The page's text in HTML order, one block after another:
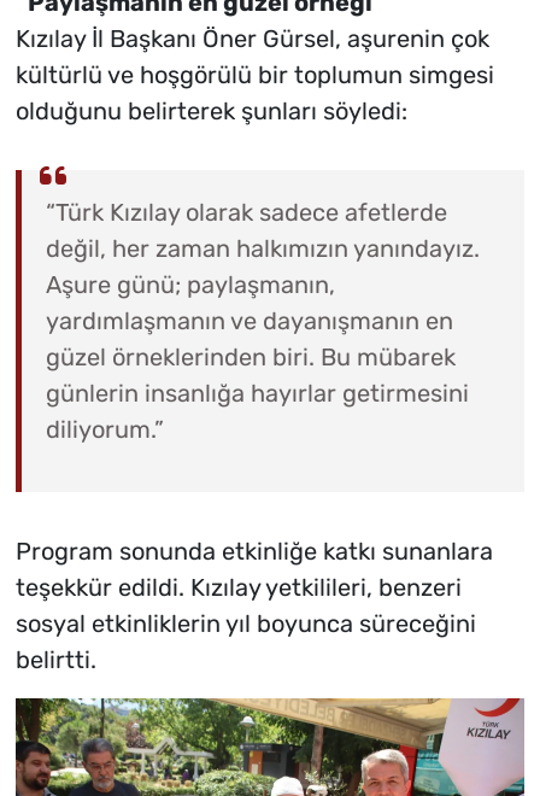
Kızılay İl Başkanı Öner Gürsel, aşurenin çok
kültürlü ve hoşgörülü bir toplumun simgesi
olduğunu belirterek şunları söyledi:
“Türk Kızılay olarak sadece afetlerde
değil, her zaman halkımızın yanındayız.
Aşure günü; paylaşmanın,
yardımlaşmanın ve dayanışmanın en
güzel örneklerinden biri. Bu mübarek
günlerin insanlığa hayırlar getirmesini
diliyorum.”
Program sonunda etkinliğe katkı sunanlara
teşekkür edildi. Kızılay yetkilileri, benzeri
sosyal etkinliklerin yıl boyunca süreceğini
belirtti.